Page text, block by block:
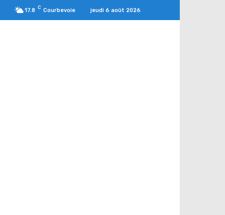
17.8 C Courbevoie jeudi 6 août 2026